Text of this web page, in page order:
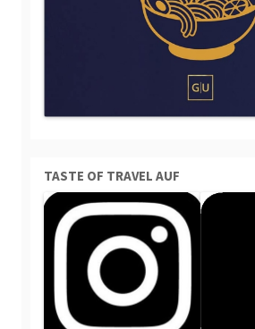
TASTE OF TRAVEL AUF